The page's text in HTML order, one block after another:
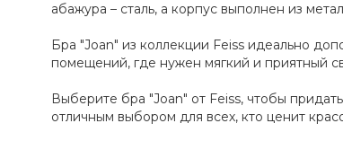
абажура – сталь, а корпус выполнен из
Бра "Joan" из коллекции Feiss идеально
помещений, где нужен мягкий и приятный
Выберите бра "Joan" от Feiss, чтобы
отличным выбором для всех, кто ценит